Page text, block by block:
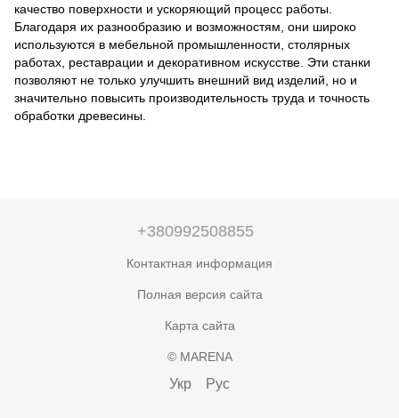
качество поверхности и ускоряющий процесс работы.
Благодаря их разнообразию и возможностям, они широко
используются в мебельной промышленности, столярных
работах, реставрации и декоративном искусстве. Эти станки
позволяют не только улучшить внешний вид изделий, но и
значительно повысить производительность труда и точность
обработки древесины.
+380992508855
Контактная информация
Полная версия сайта
Карта сайта
© MARENA
Укр Рус